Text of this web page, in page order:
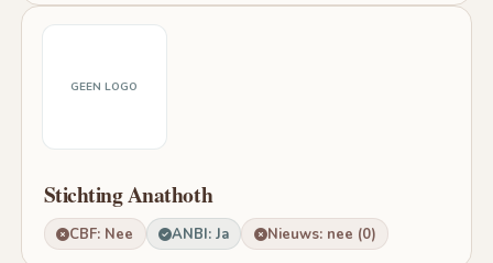
GEEN LOGO
Stichting Anathoth
CBF: Nee ANBI: Ja Nieuws: nee (0)